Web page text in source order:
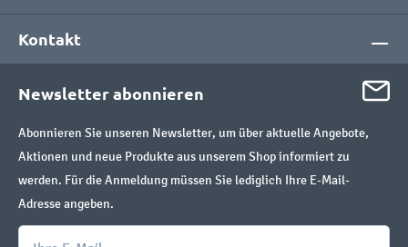
Kontakt
Newsletter abonnieren
Abonnieren Sie unseren Newsletter, um über aktuelle Angebote,
Aktionen und neue Produkte aus unserem Shop informiert zu
werden. Für die Anmeldung müssen Sie lediglich Ihre E-Mail-
Adresse angeben.